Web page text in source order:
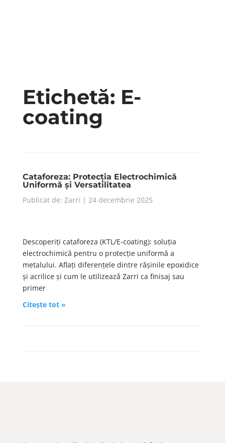
Etichetă: E-
coating
Cataforeza: Protecția Electrochimică
Uniformă și Versatilitatea
Publicat de: Zarri | 24 decembrie 2025
Descoperiți cataforeza (KTL/E-coating): soluția
electrochimică pentru o protecție uniformă a
metalului. Aflați diferențele dintre rășinile epoxidice
și acrilice și cum le utilizează Zarri ca finisaj sau
primer
Citește tot »